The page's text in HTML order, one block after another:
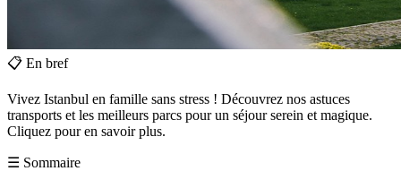
📋 En bref
Vivez Istanbul en famille sans stress ! Découvrez nos astuces
transports et les meilleurs parcs pour un séjour serein et magique.
Cliquez pour en savoir plus.
☰ Sommaire